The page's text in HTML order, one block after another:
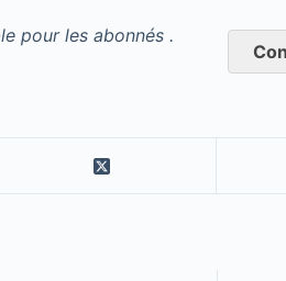
pour les abonnés .